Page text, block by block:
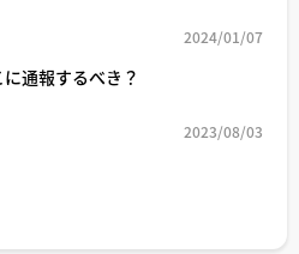
2024/01/07
通報するべき？
2023/08/03